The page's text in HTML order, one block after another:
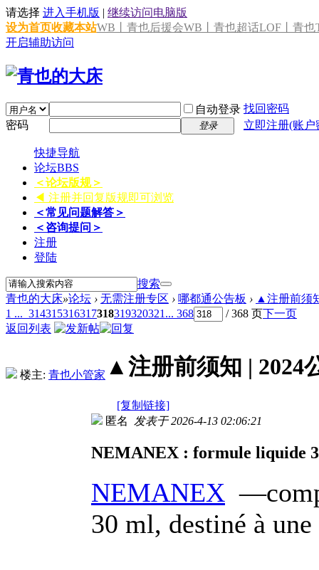
请选择 进入手机版 | 继续访问电脑版
设为首页收藏本站WB丨青也后援会WB丨青也超话LOF丨青也
开启辅助访问
自动登录 找回密码
密码
登录 立即注册(账
快捷导航
论坛BBS
＜论坛版规＞
◀ 注册并回复版规即可浏览
＜常见问题解答＞
＜咨询提问＞
注册
登陆
搜索
青也的大床»论坛 › 无需注册专区 › 哪都通公告板 › ▲注册前须
1 ... 314315316317318319320321 ... 368 / 368 页下一页
返回列表
楼主: 青也小管家 ▲注册前须知 | 2024
[复制链接]
匿名 发表于 2026-4-13 02:06:21
NEMANEX : formule liquide
NEMANEX
30 ml, destiné à